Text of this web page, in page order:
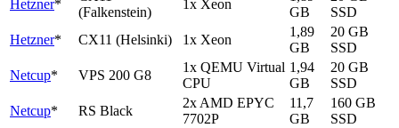
Hetzner*
(Falkenstein)
1x Xeon
GB
SSD
Hetzner* CX11 (Helsinki) 1x Xeon
1,89
GB
20 GB
SSD
Netcup* VPS 200 G8
1x QEMU Virtual
CPU
1,94
GB
20 GB
SSD
Netcup* RS Black
2x AMD EPYC
7702P
11,7
GB
160 GB
SSD